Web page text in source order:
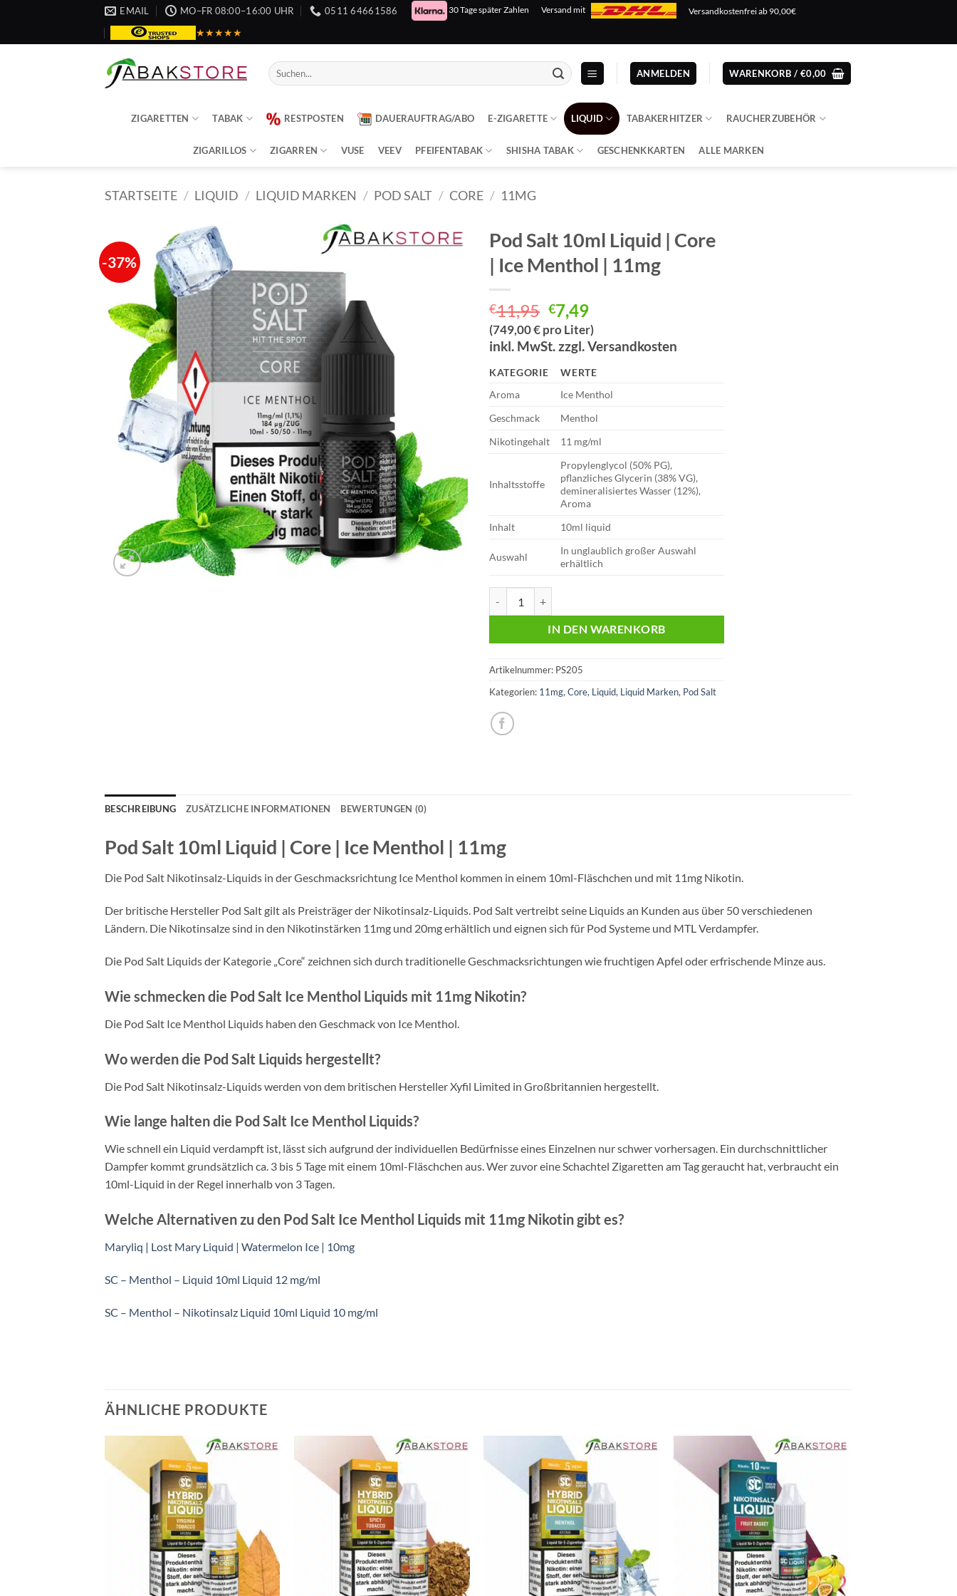
springen
EMAIL MO–FR 08:00–16:00 UHR 0511 64661586 30 Tage später Zahlen Versand mit Versandkostenfrei ab 90,00€
★★★★★
Suche
nach:
ANMELDEN WARENKORB / €0,00
ZIGARETTEN TABAK RESTPOSTEN DAUERAUFTRAG/ABO E-ZIGARETTE LIQUID TABAKERHITZER RAUCHERZUBEHÖR
ZIGARILLOS ZIGARREN VUSE VEEV PFEIFENTABAK SHISHA TABAK GESCHENKKARTEN ALLE MARKEN
STARTSEITE / LIQUID / LIQUID MARKEN / POD SALT / CORE / 11MG
-37%
Pod Salt 10ml Liquid | Core
| Ice Menthol | 11mg
€11,95 Ursprünglicher
Preis
war:
€7,49Aktueller
Preis
ist:
(749,00 € pro Liter)
inkl. MwSt. zzgl. Versandkosten
KATEGORIE
WERTE
Aroma
Ice Menthol
Geschmack
Menthol
Nikotingehalt
11 mg/ml
Inhaltsstoffe
Propylenglycol (50% PG),
pflanzliches Glycerin (38% VG),
demineralisiertes Wasser (12%),
Aroma
Inhalt
10ml liquid
Auswahl
In unglaublich großer Auswahl
erhältlich
IN DEN WARENKORB
Artikelnummer: PS205
Kategorien: 11mg, Core, Liquid, Liquid Marken, Pod Salt
BESCHREIBUNG ZUSÄTZLICHE INFORMATIONEN BEWERTUNGEN (0)
Pod Salt 10ml Liquid | Core | Ice Menthol | 11mg
Die Pod Salt Nikotinsalz-Liquids in der Geschmacksrichtung Ice Menthol kommen in einem 10ml-Fläschchen und mit 11mg Nikotin.
Der britische Hersteller Pod Salt gilt als Preisträger der Nikotinsalz-Liquids. Pod Salt vertreibt seine Liquids an Kunden aus über 50 verschiedenen
Ländern. Die Nikotinsalze sind in den Nikotinstärken 11mg und 20mg erhältlich und eignen sich für Pod Systeme und MTL Verdampfer.
Die Pod Salt Liquids der Kategorie „Core“ zeichnen sich durch traditionelle Geschmacksrichtungen wie fruchtigen Apfel oder erfrischende Minze aus.
Wie schmecken die Pod Salt Ice Menthol Liquids mit 11mg Nikotin?
Die Pod Salt Ice Menthol Liquids haben den Geschmack von Ice Menthol.
Wo werden die Pod Salt Liquids hergestellt?
Die Pod Salt Nikotinsalz-Liquids werden von dem britischen Hersteller Xyfil Limited in Großbritannien hergestellt.
Wie lange halten die Pod Salt Ice Menthol Liquids?
Wie schnell ein Liquid verdampft ist, lässt sich aufgrund der individuellen Bedürfnisse eines Einzelnen nur schwer vorhersagen. Ein durchschnittlicher
Dampfer kommt grundsätzlich ca. 3 bis 5 Tage mit einem 10ml-Fläschchen aus. Wer zuvor eine Schachtel Zigaretten am Tag geraucht hat, verbraucht ein
10ml-Liquid in der Regel innerhalb von 3 Tagen.
Welche Alternativen zu den Pod Salt Ice Menthol Liquids mit 11mg Nikotin gibt es?
Maryliq | Lost Mary Liquid | Watermelon Ice | 10mg
SC – Menthol – Liquid 10ml Liquid 12 mg/ml
SC – Menthol – Nikotinsalz Liquid 10ml Liquid 10 mg/ml
ÄHNLICHE PRODUKTE